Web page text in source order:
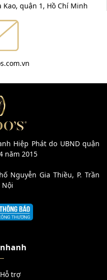
quận 1, Hồ Chí Minh
Hiệp Phát do UBND quận
năm 2015
Nguyễn Gia Thiều, P. Trần
Nội
trợ